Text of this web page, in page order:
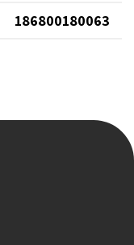
186800180063